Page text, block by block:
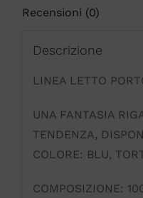
Recensioni (0)
Descrizione
LINEA LETTO
UNA FANTASIA
TENDENZA,
COLORE: BLU,
COMPOSIZIONE: